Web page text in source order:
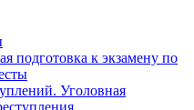
подготовка к экзамену по
Уголовная